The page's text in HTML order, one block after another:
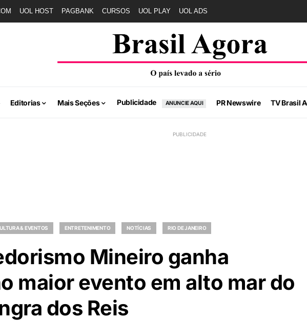
UOL HOST PAGBANK CURSOS UOL PLAY UOL ADS
Editorias Mais Seções Publicidade ANUNCIE AQUI PR Newswire TV Brasil
& EVENTOS ENTRETENIMENTO NOTÍCIAS RIO DE JANEIRO
Mineiro ganha
maior evento em alto mar do
dos Reis